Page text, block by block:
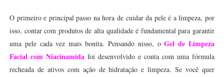
O primeiro e principal passo na hora de cuidar da pele é a limpeza, por
isso, contar com produtos de alta qualidade é fundamental para garantir
uma pele cada vez mais bonita. Pensando nisso, oGel de Limpeza
Facial com Niacinamida foi desenvolvido e conta com uma fórmula
recheada de ativos com ação de hidratação e limpeza. Se você quer